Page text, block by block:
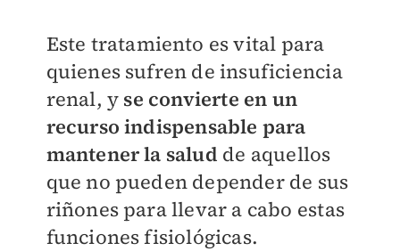
Este tratamiento es vital para
quienes sufren de insuficiencia
renal, y se convierte en un
recurso indispensable para
mantener la salud de aquellos
que no pueden depender de sus
riñones para llevar a cabo estas
funciones fisiológicas.